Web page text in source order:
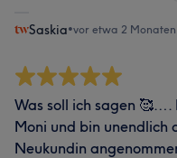
Saskia•vor etwa 2 Monaten
Was soll ich sagen 🥰….
Moni und bin unendlich
Neukundin